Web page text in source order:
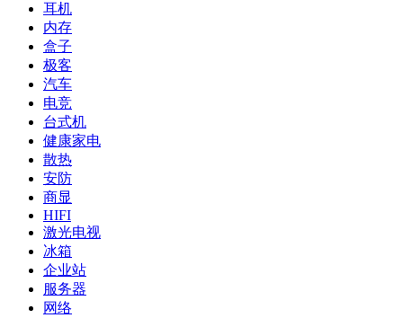
耳机
内存
盒子
极客
汽车
电竞
台式机
健康家电
散热
安防
商显
HIFI
激光电视
冰箱
企业站
服务器
网络